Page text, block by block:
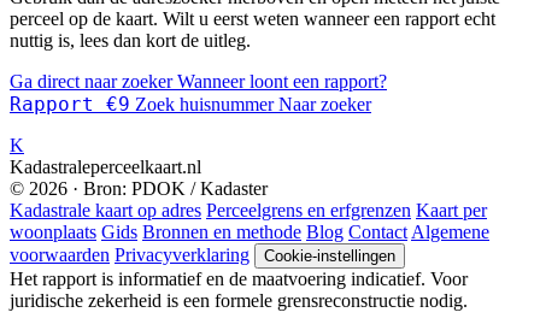
perceel op de kaart. Wilt u eerst weten wanneer een rapport echt
nuttig is, lees dan kort de uitleg.
Ga direct naar zoekerWanneer loont een rapport?
Rapport €9 Zoek huisnummer Naar zoeker
K
Kadastraleperceelkaart.nl
© 2026 · Bron: PDOK / Kadaster
Kadastrale kaart op adres Perceelgrens en erfgrenzen Kaart per
woonplaats Gids Bronnen en methode Blog Contact Algemene
voorwaarden Privacyverklaring Cookie-instellingen
Het rapport is informatief en de maatvoering indicatief. Voor
juridische zekerheid is een formele grensreconstructie nodig.